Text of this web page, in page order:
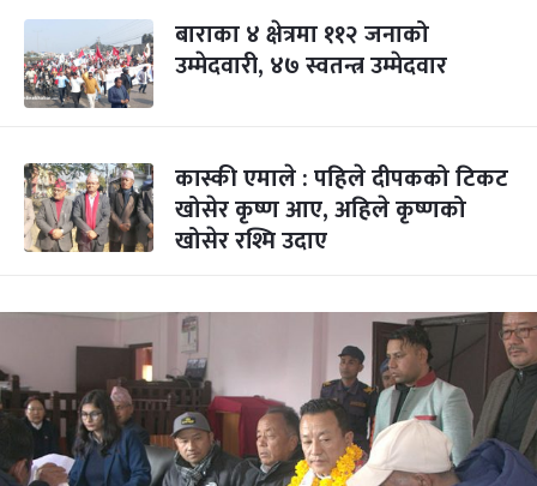
बाराका ४ क्षेत्रमा ११२ जनाको
उम्मेदवारी, ४७ स्वतन्त्र उम्मेदवार
कास्की एमाले : पहिले दीपकको टिकट
खोसेर कृष्ण आए, अहिले कृष्णको
खोसेर रश्मि उदाए